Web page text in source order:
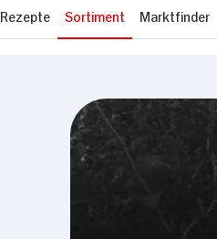
Rezepte Sortiment Marktfinder